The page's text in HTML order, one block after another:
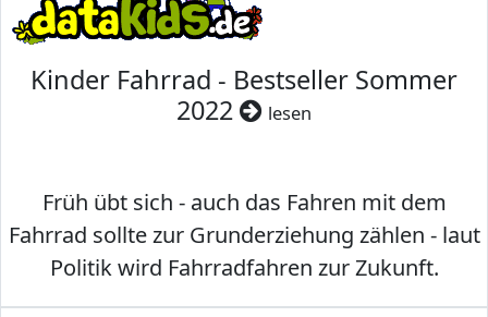
Kinder Fahrrad - Bestseller Sommer
2022
lesen
Früh übt sich - auch das Fahren mit dem
Fahrrad sollte zur Grunderziehung zählen - laut
Politik wird Fahrradfahren zur Zukunft.